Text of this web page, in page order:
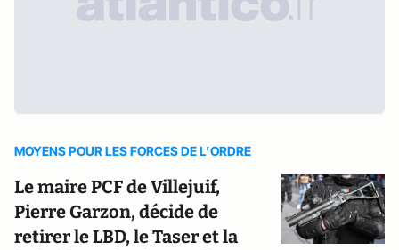
MOYENS POUR LES FORCES DE L’ORDRE
Le maire PCF de Villejuif,
Pierre Garzon, décide de
retirer le LBD, le Taser et la